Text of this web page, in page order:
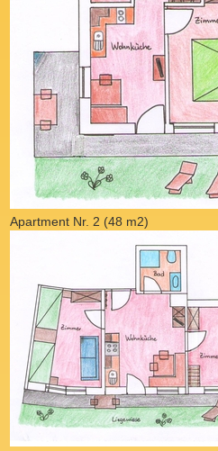
Apartment Nr. 2 (48 m2)